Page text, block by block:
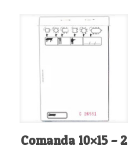
Comanda 10×15 – 2